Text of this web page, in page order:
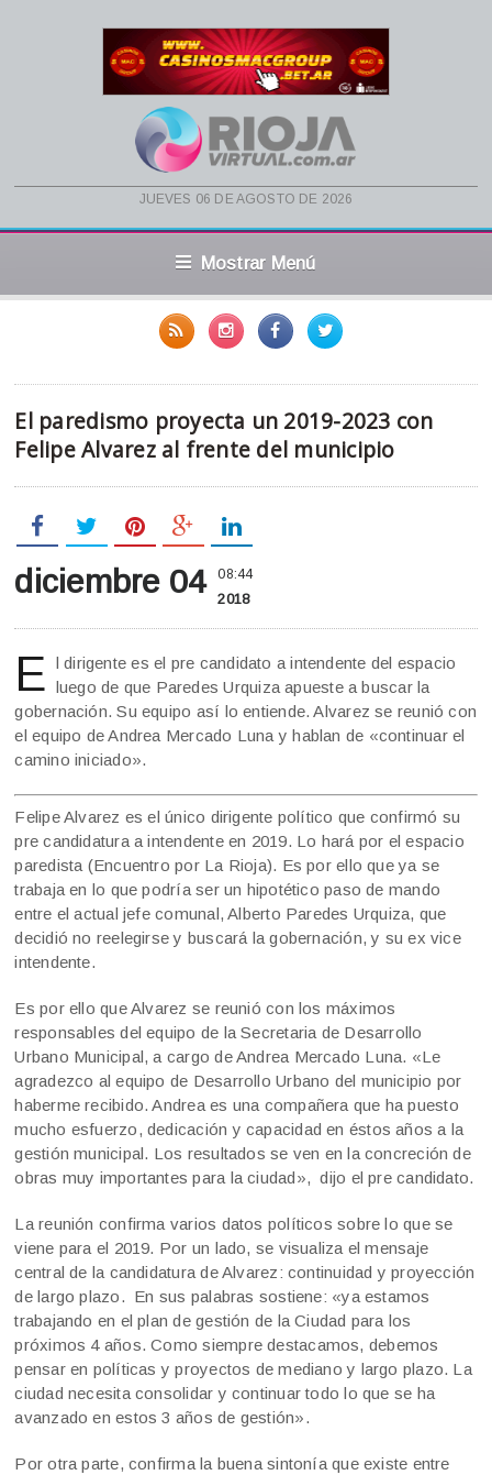
jueves 06 de agosto de 2026
Mostrar Menú
El paredismo proyecta un 2019-2023 con
Felipe Alvarez al frente del municipio
diciembre 04 08:44
2018
E l dirigente es el pre candidato a intendente del espacio
luego de que Paredes Urquiza apueste a buscar la
gobernación. Su equipo así lo entiende. Alvarez se reunió con
el equipo de Andrea Mercado Luna y hablan de «continuar el
camino iniciado».
Felipe Alvarez es el único dirigente político que confirmó su
pre candidatura a intendente en 2019. Lo hará por el espacio
paredista (Encuentro por La Rioja). Es por ello que ya se
trabaja en lo que podría ser un hipotético paso de mando
entre el actual jefe comunal, Alberto Paredes Urquiza, que
decidió no reelegirse y buscará la gobernación, y su ex vice
intendente.
Es por ello que Alvarez se reunió con los máximos
responsables del equipo de la Secretaria de Desarrollo
Urbano Municipal, a cargo de Andrea Mercado Luna. «Le
agradezco al equipo de Desarrollo Urbano del municipio por
haberme recibido. Andrea es una compañera que ha puesto
mucho esfuerzo, dedicación y capacidad en éstos años a la
gestión municipal. Los resultados se ven en la concreción de
obras muy importantes para la ciudad», dijo el pre candidato.
La reunión confirma varios datos políticos sobre lo que se
viene para el 2019. Por un lado, se visualiza el mensaje
central de la candidatura de Alvarez: continuidad y proyección
de largo plazo. En sus palabras sostiene: «ya estamos
trabajando en el plan de gestión de la Ciudad para los
próximos 4 años. Como siempre destacamos, debemos
pensar en políticas y proyectos de mediano y largo plazo. La
ciudad necesita consolidar y continuar todo lo que se ha
avanzado en estos 3 años de gestión».
Por otra parte, confirma la buena sintonía que existe entre